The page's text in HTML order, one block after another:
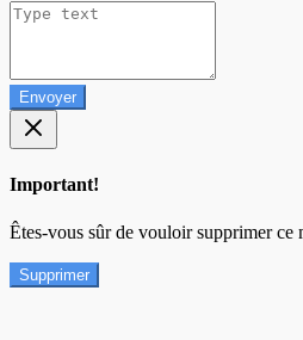
Envoyer
Important!
Êtes-vous sûr de vouloir supprimer ce
Supprimer